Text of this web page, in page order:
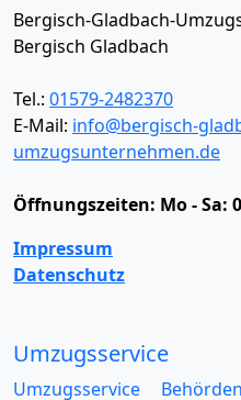
Bergisch-Gladbach-
Bergisch Gladbach
Tel.: 01579-2482370
E-Mail: info@bergisch-
umzugsunternehmen.de
Öffnungszeiten: Mo - Sa:
Impressum
Datenschutz
Umzugsservice
Umzugsservice